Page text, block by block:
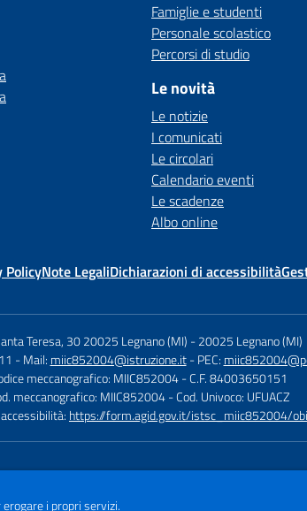
Famiglie e studenti
Personale scolastico
Percorsi di studio
Le novità
Le notizie
I comunicati
Le circolari
Calendario eventi
Le scadenze
Albo online
PolicyNote LegaliDichiarazioni di accessibilità
Teresa, 30 20025 Legnano (MI) -20025 Legnano (MI)
- Mail: miic852004@istruzione.it - PEC:
meccanografico: MIIC852004- C.F. 84003650151
meccanografico: MIIC852004 - Cod. Univoco: UFUACZ
https://form.agid.gov.it/istsc_miic852004/
i propri servizi.